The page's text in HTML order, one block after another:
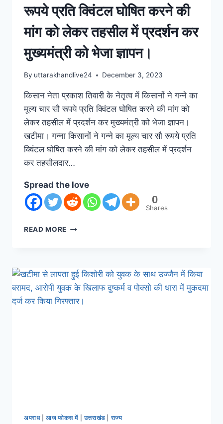
रूपये प्रति क्विंटल घोषित करने की
मांग को लेकर तहसील में प्रदर्शन कर
मुख्यमंत्री को भेजा ज्ञापन।
By uttarakhandlive24 December 3, 2023
किसान नेता प्रकाश तिवारी के नेतृत्व में किसानों ने गन्ने का
मूल्य चार सौ रूपये प्रति क्विंटल घोषित करने की मांग को
लेकर तहसील में प्रदर्शन कर मुख्यमंत्री को भेजा ज्ञापन।
खटीमा। गन्ना किसानों ने गन्ने का मूल्य चार सौ रूपये प्रति
क्विंटल घोषित करने की मांग को लेकर तहसील में प्रदर्शन
कर तहसीलदार…
Spread the love
0
Shares
READ MORE
अपराध|आज फोकस में| उत्तराखंड| राज्य